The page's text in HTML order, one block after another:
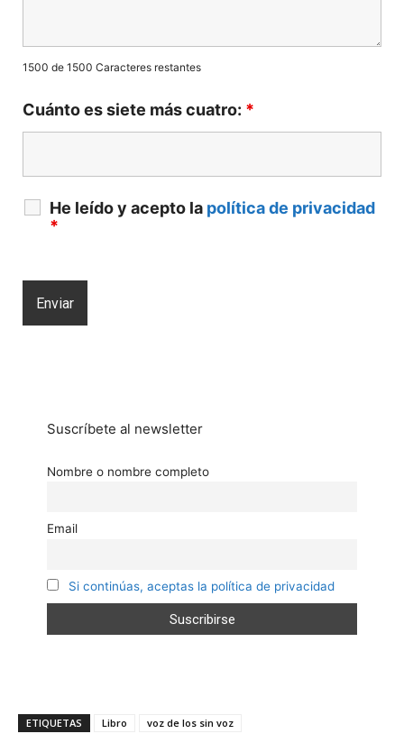
1500 de 1500 Caracteres restantes
Cuánto es siete más cuatro: *
He leído y acepto la política de privacidad
*
Suscríbete al newsletter
Nombre o nombre completo
Email
Si continúas, aceptas la política de privacidad
ETIQUETAS Libro voz de los sin voz